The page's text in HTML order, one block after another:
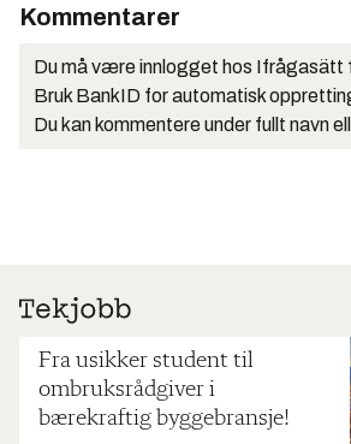
Kommentarer
Du må være innlogget hos Ifrågasätt
Bruk BankID for automatisk
Du kan kommentere under fullt navn
Fra usikker student til
ombruksrådgiver i
bærekraftig byggebransje!